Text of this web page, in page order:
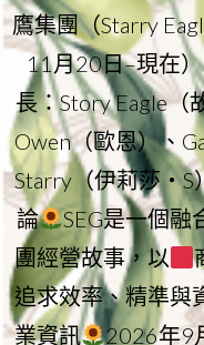
鷹集團（Starry
11月20日–現在）
長：Story Eagle（
Owen（歐恩）、
Starry（伊莉莎・S
論
SEG是一個融
團經營故事，以
追求效率、精準與
業資訊
2026年9